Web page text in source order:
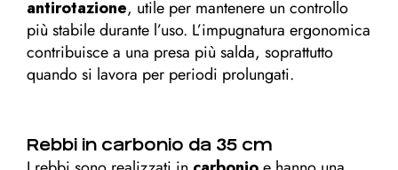
antirotazione, utile per mantenere un controllo
più stabile durante l’uso. L’impugnatura ergonomica
contribuisce a una presa più salda, soprattutto
quando si lavora per periodi prolungati.
Rebbi in carbonio da 35 cm